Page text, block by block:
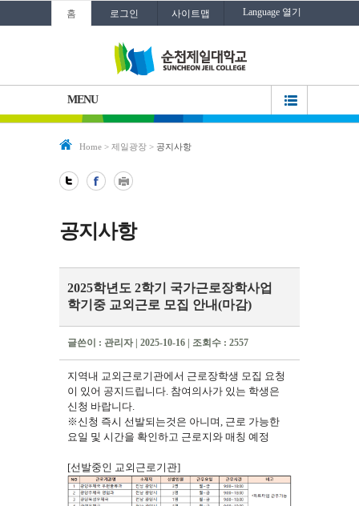
홈 로그인 사이트맵 Language 열기
MENU
Home > 제일광장 > 공지사항
공지사항
2025학년도 2학기 국가근로장학사업
학기중 교외근로 모집 안내(마감)
글쓴이 : 관리자 | 2025-10-16 | 조회수 : 2557
지역내 교외근로기관에서 근로장학생 모집 요청
이 있어 공지드립니다. 참여의사가 있는 학생은
신청 바랍니다.
※신청 즉시 선발되는것은 아니며, 근로 가능한
요일 및 시간을 확인하고 근로지와 매칭 예정
[선발중인 교외근로기관]